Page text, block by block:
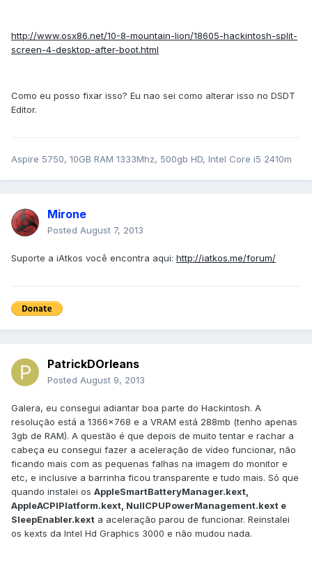
http://www.osx86.net/10-8-mountain-lion/18605-hackintosh-split-
screen-4-desktop-after-boot.html
Como eu posso fixar isso? Eu nao sei como alterar isso no DSDT
Editor.
Aspire 5750, 10GB RAM 1333Mhz, 500gb HD, Intel Core i5 2410m
Mirone
Posted August 7, 2013
Suporte a iAtkos você encontra aqui: http://iatkos.me/forum/
PatrickDOrleans
Posted August 9, 2013
Galera, eu consegui adiantar boa parte do Hackintosh. A
resolução está a 1366x768 e a VRAM está 288mb (tenho apenas
3gb de RAM). A questão é que depois de muito tentar e rachar a
cabeça eu consegui fazer a aceleração de vídeo funcionar, não
ficando mais com as pequenas falhas na imagem do monitor e
etc, e inclusive a barrinha ficou transparente e tudo mais. Só que
quando instalei os AppleSmartBatteryManager.kext,
AppleACPIPlatform.kext, NullCPUPowerManagement.kext e
SleepEnabler.kext a aceleração parou de funcionar. Reinstalei
os kexts da Intel Hd Graphics 3000 e não mudou nada.